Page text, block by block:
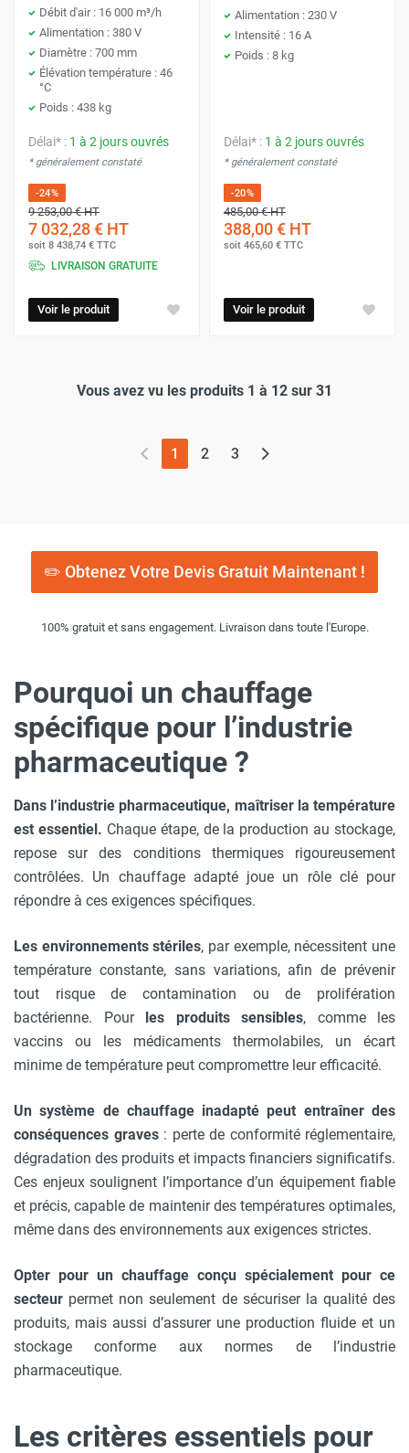
Débit d'air : 16 000 m³/h
Alimentation : 380 V
Diamètre : 700 mm
Élévation température : 46
°C
Poids : 438 kg
Délai* : 1 à 2 jours ouvrés
* généralement constaté
-24%
9 253,00 €HT
7 032,28 € HT
soit 8 438,74 € TTC
LIVRAISON GRATUITE
Voir le produit
Alimentation : 230 V
Intensité : 16 A
Poids : 8 kg
Délai* : 1 à 2 jours ouvrés
* généralement constaté
-20%
485,00 €HT
388,00 € HT
soit 465,60 € TTC
Voir le produit
Vous avez vu les produits 1 à 12 sur 31
1 (page actuelle)
2 3
✏️ Obtenez Votre Devis Gratuit Maintenant !
100% gratuit et sans engagement. Livraison dans toute l'Europe.
Pourquoi un chauffage
spécifique pour l’industrie
pharmaceutique ?
Dans l’industrie pharmaceutique, maîtriser la température
est essentiel. Chaque étape, de la production au stockage,
repose sur des conditions thermiques rigoureusement
contrôlées. Un chauffage adapté joue un rôle clé pour
répondre à ces exigences spécifiques.
Les environnements stériles, par exemple, nécessitent une
température constante, sans variations, afin de prévenir
tout risque de contamination ou de prolifération
bactérienne. Pour les produits sensibles, comme les
vaccins ou les médicaments thermolabiles, un écart
minime de température peut compromettre leur efficacité.
Un système de chauffage inadapté peut entraîner des
conséquences graves: perte de conformité réglementaire,
dégradation des produits et impacts financiers significatifs.
Ces enjeux soulignent l’importance d’un équipement fiable
et précis, capable de maintenir des températures optimales,
même dans des environnements aux exigences strictes.
Opter pour un chauffage conçu spécialement pour ce
secteur permet non seulement de sécuriser la qualité des
produits, mais aussi d’assurer une production fluide et un
stockage conforme aux normes de l’industrie
pharmaceutique.
Les critères essentiels pour